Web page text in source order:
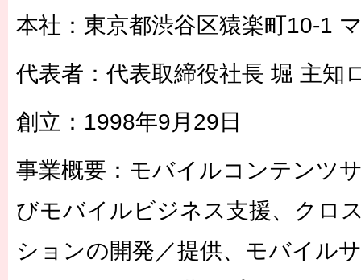
本社：東京都渋谷区猿楽町10-1
代表者：代表取締役社長 堀 主知
創立：1998年9月29日
事業概要：モバイルコンテンツ
びモバイルビジネス支援、クロ
ションの開発／提供、モバイル